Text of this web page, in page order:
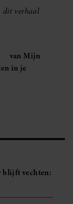
dit verhaal
van Mijn
in je
blijft vechten: